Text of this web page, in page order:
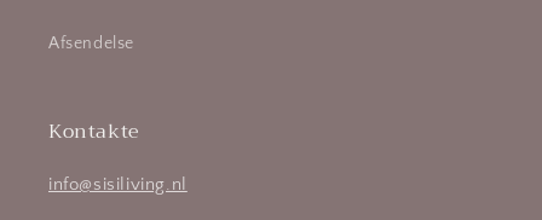
Afsendelse
Kontakte
info@sisiliving.nl